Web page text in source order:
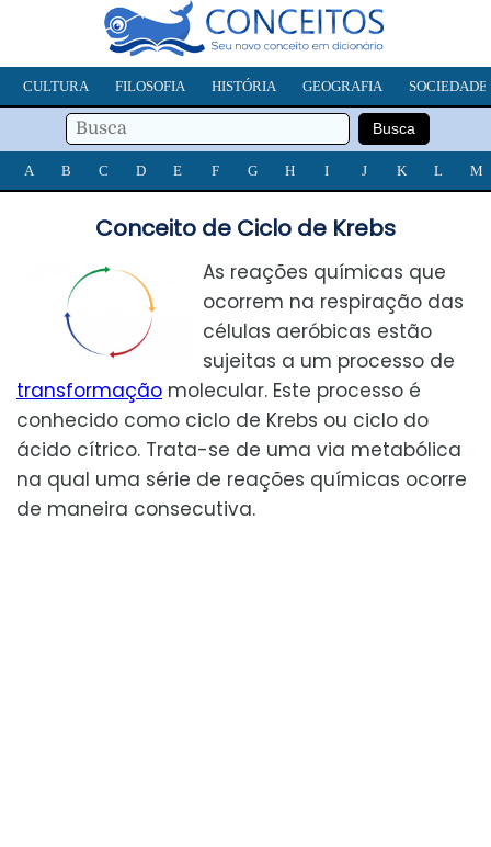
CULTURA FILOSOFIA HISTÓRIA GEOGRAFIA SOCIEDADE
A B C D E F G H I J K L M
Conceito de Ciclo de Krebs
As reações químicas que
ocorrem na respiração das
células aeróbicas estão
sujeitas a um processo de
transformação molecular. Este processo é
conhecido como ciclo de Krebs ou ciclo do
ácido cítrico. Trata-se de uma via metabólica
na qual uma série de reações químicas ocorre
de maneira consecutiva.